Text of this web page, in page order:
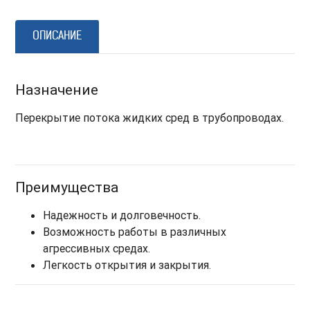
ОПИСАНИЕ
Назначение
Перекрытие потока жидких сред в трубопроводах.
Преимущества
Надежность и долговечность.
Возможность работы в различных
агрессивных средах.
Легкость открытия и закрытия.